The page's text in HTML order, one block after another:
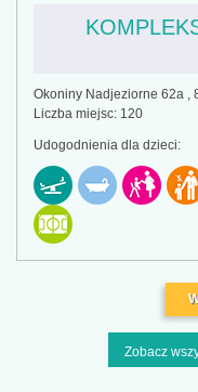
Okoniny Nadjeziorne 62a ,
Liczba miejsc: 120
Udogodnienia dla dzieci:
Zobacz